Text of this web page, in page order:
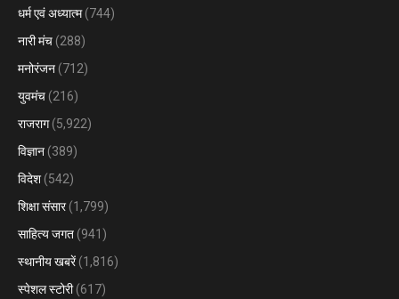
धर्म एवं अध्यात्म(744)
नारी मंच (288)
मनोरंजन (712)
युवमंच (216)
राजराग(5,922)
विज्ञान (389)
विदेश (542)
शिक्षा संसार(1,799)
साहित्य जगत (941)
स्थानीय खबरें(1,816)
स्पेशल स्टोरी(617)